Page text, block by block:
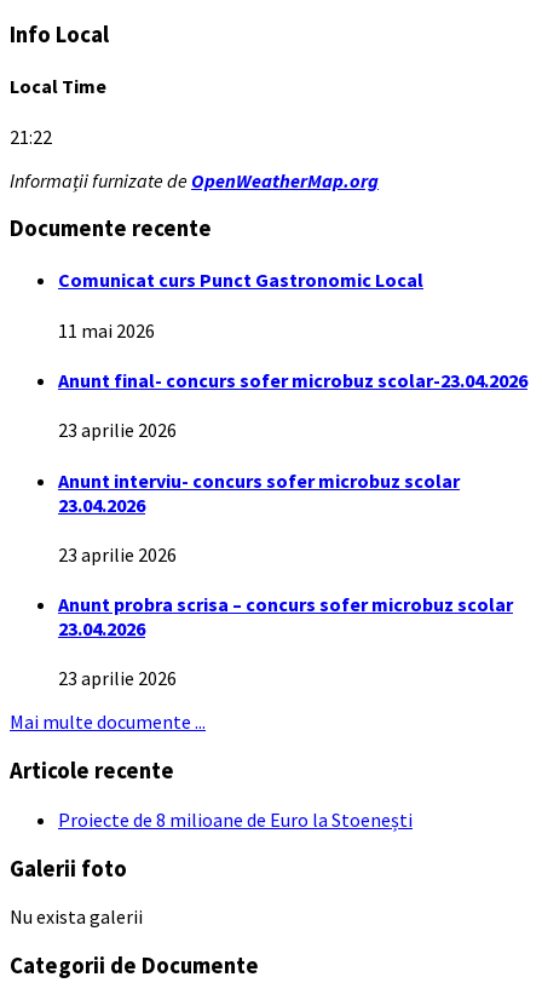
Info Local
Local Time
21:22
Informații furnizate de OpenWeatherMap.org
Documente recente
Comunicat curs Punct Gastronomic Local
11 mai 2026
Anunt final- concurs sofer microbuz scolar-23.04.2026
23 aprilie 2026
Anunt interviu- concurs sofer microbuz scolar
23.04.2026
23 aprilie 2026
Anunt probra scrisa – concurs sofer microbuz scolar
23.04.2026
23 aprilie 2026
Mai multe documente ...
Articole recente
Proiecte de 8 milioane de Euro la Stoenești
Galerii foto
Nu exista galerii
Categorii de Documente